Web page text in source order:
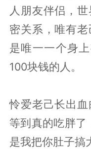
人朋友伴侣，
密关系，唯有
是唯一一个身
100块钱的人。
怜爱老己长出血
等到真的吃胖了
是我把你肚子搞